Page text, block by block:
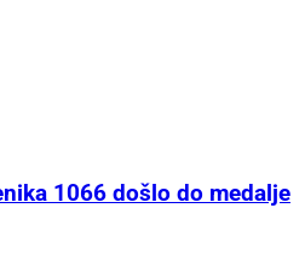
1066 došlo do medalje